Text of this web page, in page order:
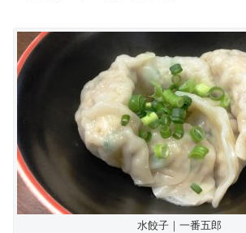
水餃子｜一番五郎